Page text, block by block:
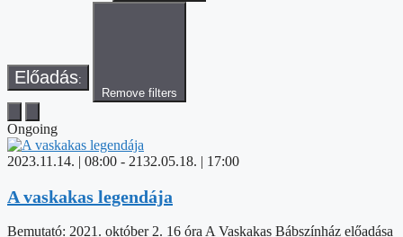
Előadás:
Remove filters
Ongoing
2023.11.14. | 08:00 - 2132.05.18. | 17:00
A vaskakas legendája
Bemutató: 2021. október 2. 16 óra A Vaskakas Bábszínház előadása